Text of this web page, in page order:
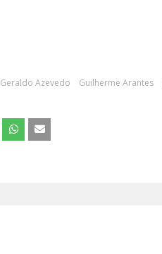
Geraldo Azevedo Guilherme Arantes